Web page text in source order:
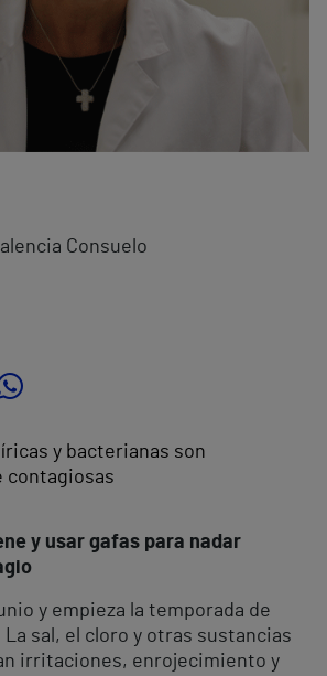
Consuelo
y bacterianas son
contagiosas
y usar gafas para nadar
y empieza la temporada de
La sal, el cloro y otras sustancias
irritaciones, enrojecimiento y